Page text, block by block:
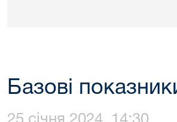
Базові